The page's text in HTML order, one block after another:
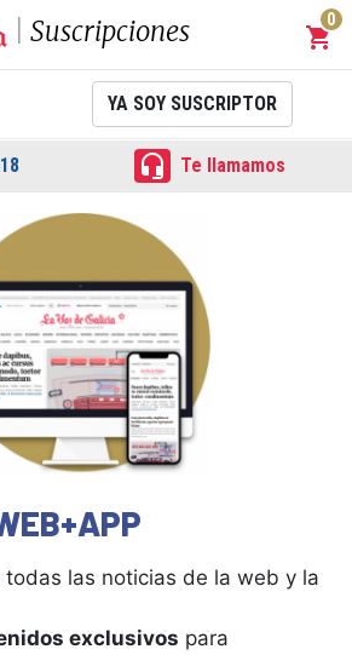
Suscripciones shopping_cart
0
YA SOY SUSCRIPTOR
 Te llamamos
todas las noticias de la web y la
exclusivos para